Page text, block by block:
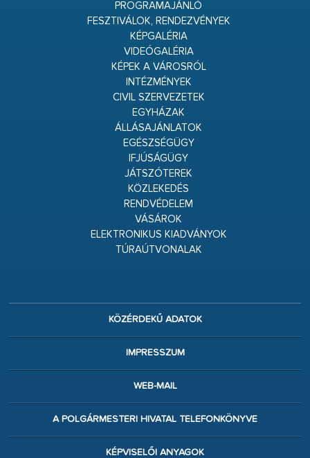
PROGRAMAJÁNLÓ
FESZTIVÁLOK, RENDEZVÉNYEK
KÉPGALÉRIA
VIDEÓGALÉRIA
KÉPEK A VÁROSRÓL
INTÉZMÉNYEK
CIVIL SZERVEZETEK
EGYHÁZAK
ÁLLÁSAJÁNLATOK
EGÉSZSÉGÜGY
IFJÚSÁGÜGY
JÁTSZÓTEREK
KÖZLEKEDÉS
RENDVÉDELEM
VÁSÁROK
ELEKTRONIKUS KIADVÁNYOK
TÚRAÚTVONALAK
KÖZÉRDEKŰ ADATOK
IMPRESSZUM
WEB-MAIL
A POLGÁRMESTERI HIVATAL TELEFONKÖNYVE
KÉPVISELŐI ANYAGOK